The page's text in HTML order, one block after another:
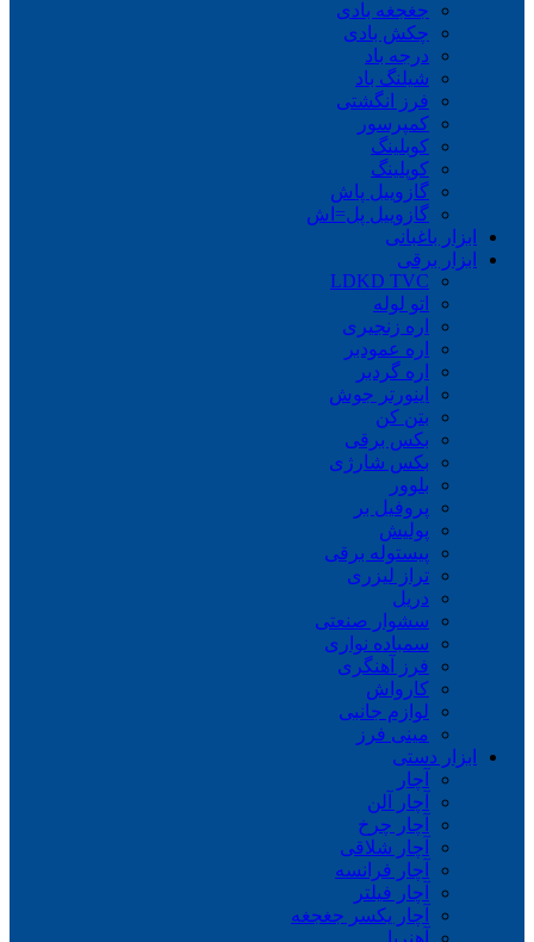
جغجغه بادی
چکش بادی
درجه باد
شیلنگ باد
فرز انگشتی
کمپرسور
کوبلینگ
کوپلینگ
گازوییل پاش
گازوییل پل=اش
ابزار باغبانی
ابزار برقی
LDKD TVC
اتو لوله
اره زنجیری
اره عمودبر
اره گردبر
اینورتر جوش
بتن کن
بکس برقی
بکس شارژی
بلوور
پروفیل بر
پولیش
پیستوله برقی
تراز لیزری
دریل
سشوار صنعتی
سمباده نواری
فرز آهنگری
کارواش
لوازم جانبی
مینی فرز
ابزار دستی
آچار
آچار آلن
آچار چرخ
آچار شلاقی
آچار فرانسه
آچار فیلتر
آچار یکسر جغجغه
آهنربا